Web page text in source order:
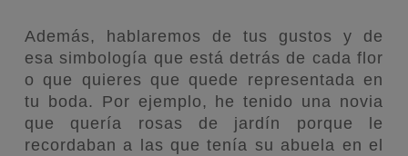
Además, hablaremos de tus gustos y de
esa simbología que está detrás de cada flor
o que quieres que quede representada en
tu boda. Por ejemplo, he tenido una novia
que quería rosas de jardín porque le
recordaban a las que tenía su abuela en el